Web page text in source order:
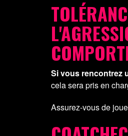
Si vous rencontrez
cela sera pris en
Assurez-vous de